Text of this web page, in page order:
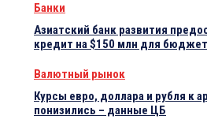
Банки
Азиатский банк развития
кредит на $150 млн для
Валютный рынок
Курсы евро, доллара и рубля к
понизились – данные ЦБ